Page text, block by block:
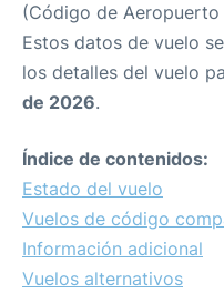
(Código de Aeropuerto
Estos datos de vuelo
los detalles del vuelo
de 2026.
Índice de contenidos:
Estado del vuelo
Vuelos de código
Información adicional
Vuelos alternativos